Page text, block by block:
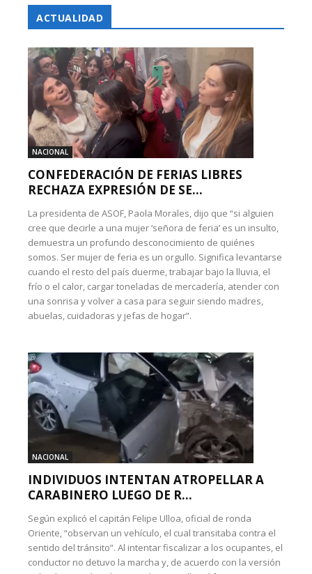
ACTUALIDAD
NACIONAL
CONFEDERACIÓN DE FERIAS LIBRES
RECHAZA EXPRESIÓN DE SE...
La presidenta de ASOF, Paola Morales, dijo que “si alguien
cree que decirle a una mujer ‘señora de feria’ es un insulto,
demuestra un profundo desconocimiento de quiénes
somos. Ser mujer de feria es un orgullo. Significa levantarse
cuando el resto del país duerme, trabajar bajo la lluvia, el
frío o el calor, cargar toneladas de mercadería, atender con
una sonrisa y volver a casa para seguir siendo madres,
abuelas, cuidadoras y jefas de hogar”.
NACIONAL
INDIVIDUOS INTENTAN ATROPELLAR A
CARABINERO LUEGO DE R...
Según explicó el capitán Felipe Ulloa, oficial de ronda
Oriente, “observan un vehículo, el cual transitaba contra el
sentido del tránsito”. Al intentar fiscalizar a los ocupantes, el
conductor no detuvo la marcha y, de acuerdo con la versión